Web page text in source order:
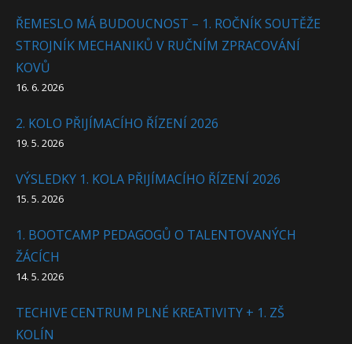
ŘEMESLO MÁ BUDOUCNOST – 1. ROČNÍK SOUTĚŽE
STROJNÍK MECHANIKŮ V RUČNÍM ZPRACOVÁNÍ
KOVŮ
16. 6. 2026
2. KOLO PŘIJÍMACÍHO ŘÍZENÍ 2026
19. 5. 2026
VÝSLEDKY 1. KOLA PŘIJÍMACÍHO ŘÍZENÍ 2026
15. 5. 2026
1. BOOTCAMP PEDAGOGŮ O TALENTOVANÝCH
ŽÁCÍCH
14. 5. 2026
TECHIVE CENTRUM PLNÉ KREATIVITY + 1. ZŠ
KOLÍN